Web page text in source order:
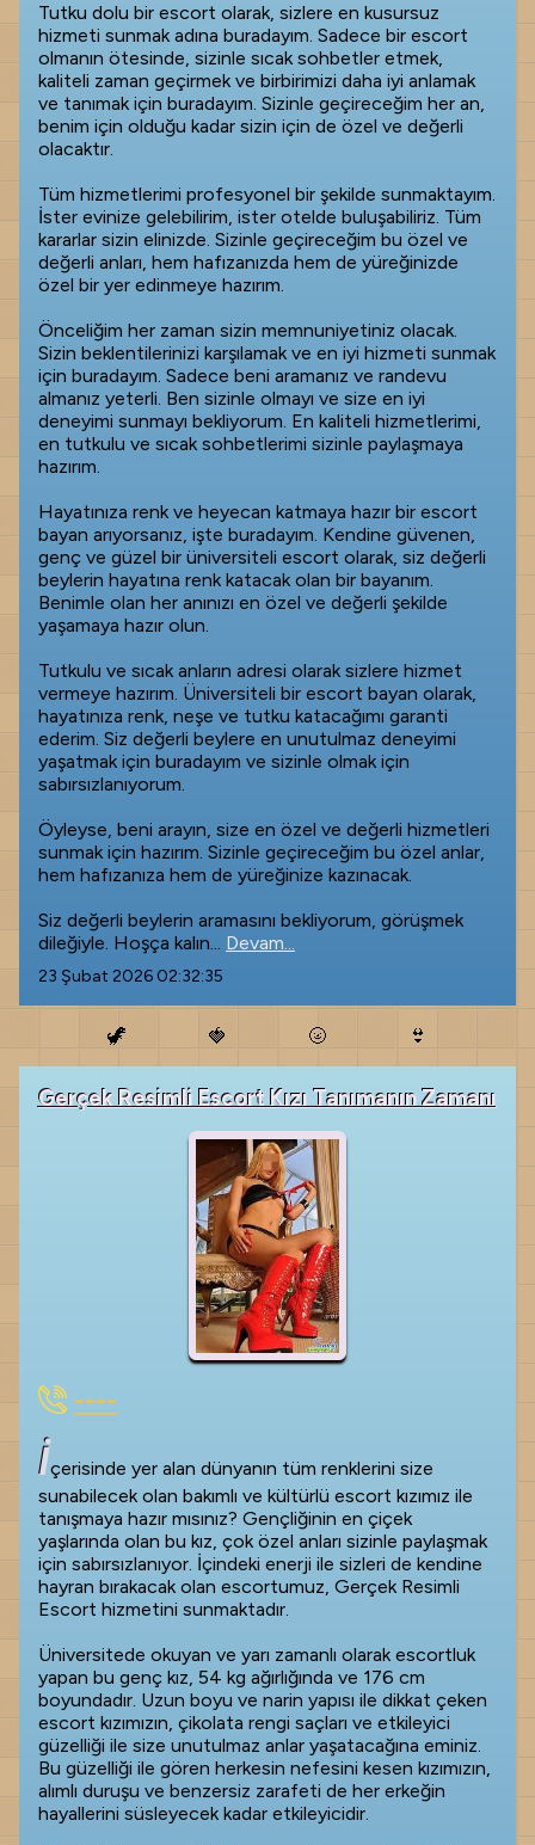
Tutku dolu bir escort olarak, sizlere en kusursuz
hizmeti sunmak adına buradayım. Sadece bir escort
olmanın ötesinde, sizinle sıcak sohbetler etmek,
kaliteli zaman geçirmek ve birbirimizi daha iyi anlamak
ve tanımak için buradayım. Sizinle geçireceğim her an,
benim için olduğu kadar sizin için de özel ve değerli
olacaktır.
Tüm hizmetlerimi profesyonel bir şekilde sunmaktayım.
İster evinize gelebilirim, ister otelde buluşabiliriz. Tüm
kararlar sizin elinizde. Sizinle geçireceğim bu özel ve
değerli anları, hem hafızanızda hem de yüreğinizde
özel bir yer edinmeye hazırım.
Önceliğim her zaman sizin memnuniyetiniz olacak.
Sizin beklentilerinizi karşılamak ve en iyi hizmeti sunmak
için buradayım. Sadece beni aramanız ve randevu
almanız yeterli. Ben sizinle olmayı ve size en iyi
deneyimi sunmayı bekliyorum. En kaliteli hizmetlerimi,
en tutkulu ve sıcak sohbetlerimi sizinle paylaşmaya
hazırım.
Hayatınıza renk ve heyecan katmaya hazır bir escort
bayan arıyorsanız, işte buradayım. Kendine güvenen,
genç ve güzel bir üniversiteli escort olarak, siz değerli
beylerin hayatına renk katacak olan bir bayanım.
Benimle olan her anınızı en özel ve değerli şekilde
yaşamaya hazır olun.
Tutkulu ve sıcak anların adresi olarak sizlere hizmet
vermeye hazırım. Üniversiteli bir escort bayan olarak,
hayatınıza renk, neşe ve tutku katacağımı garanti
ederim. Siz değerli beylere en unutulmaz deneyimi
yaşatmak için buradayım ve sizinle olmak için
sabırsızlanıyorum.
Öyleyse, beni arayın, size en özel ve değerli hizmetleri
sunmak için hazırım. Sizinle geçireceğim bu özel anlar,
hem hafızanıza hem de yüreğinize kazınacak.
Siz değerli beylerin aramasını bekliyorum, görüşmek
dileğiyle. Hoşça kalın... Devam...
23 Şubat 2026 02:32:35
🦖 🍓 🌝 👙
Gerçek Resimli Escort Kızı Tanımanın Zamanı
----
İçerisinde yer alan dünyanın tüm renklerini size
sunabilecek olan bakımlı ve kültürlü escort kızımız ile
tanışmaya hazır mısınız? Gençliğinin en çiçek
yaşlarında olan bu kız, çok özel anları sizinle paylaşmak
için sabırsızlanıyor. İçindeki enerji ile sizleri de kendine
hayran bırakacak olan escortumuz, Gerçek Resimli
Escort hizmetini sunmaktadır.
Üniversitede okuyan ve yarı zamanlı olarak escortluk
yapan bu genç kız, 54 kg ağırlığında ve 176 cm
boyundadır. Uzun boyu ve narin yapısı ile dikkat çeken
escort kızımızın, çikolata rengi saçları ve etkileyici
güzelliği ile size unutulmaz anlar yaşatacağına eminiz.
Bu güzelliği ile gören herkesin nefesini kesen kızımızın,
alımlı duruşu ve benzersiz zarafeti de her erkeğin
hayallerini süsleyecek kadar etkileyicidir.